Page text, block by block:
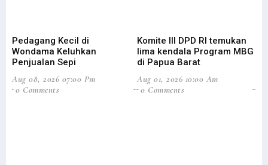
Pedagang Kecil di
Wondama Keluhkan
Penjualan Sepi
Aug 08, 2026 07:00 Pm
0 Comments
Komite III DPD RI temukan
lima kendala Program MBG
di Papua Barat
Aug 01, 2026 10:00 Am
0 Comments